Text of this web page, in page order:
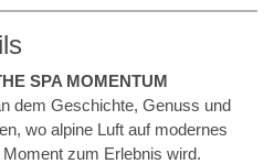
SPA MOMENTUM
dem Geschichte, Genuss und
wo alpine Luft auf modernes
zum Erlebnis wird.